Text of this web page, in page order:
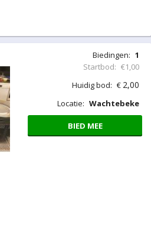
Biedingen: 1
Startbod: €1,00
Huidig bod: € 2,00
Locatie: Wachtebeke
BIED MEE